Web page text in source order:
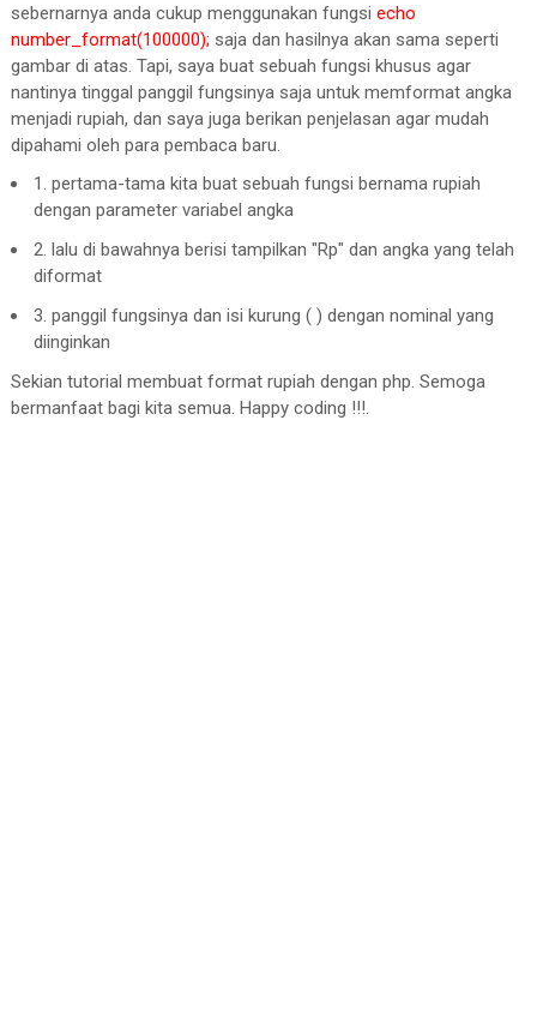
sebernarnya anda cukup menggunakan fungsi echo
number_format(100000); saja dan hasilnya akan sama seperti
gambar di atas. Tapi, saya buat sebuah fungsi khusus agar
nantinya tinggal panggil fungsinya saja untuk memformat angka
menjadi rupiah, dan saya juga berikan penjelasan agar mudah
dipahami oleh para pembaca baru.
1. pertama-tama kita buat sebuah fungsi bernama rupiah
dengan parameter variabel angka
2. lalu di bawahnya berisi tampilkan "Rp" dan angka yang telah
diformat
3. panggil fungsinya dan isi kurung ( ) dengan nominal yang
diinginkan
Sekian tutorial membuat format rupiah dengan php. Semoga
bermanfaat bagi kita semua. Happy coding !!!.